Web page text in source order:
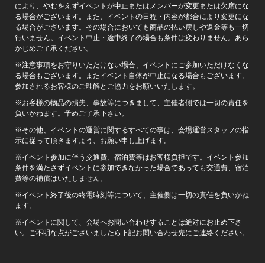
により、やむをえずイベントが中止またはメンバーが変更または欠席にな
る場合がございます。また、イベントの日程・内容が都合により変更にな
る場合がございます。その場合においても商品の払い戻しや返金等も一切
行いません。イベント中止・途中終了の場合も条件は変わりません。あら
かじめご了承ください。
※注意事項をお守りいただけない場合、イベントにご参加いただけなくな
る場合もございます。またイベント自体が中止になる場合もございます。
参加されるお客様のご理解とご協力をお願いいたします。
※お客様の物品の損失、事故等につきまして、主催者側では一切の責任を
負いかねます。予めご了承下さい。
※その他、イベントの運営に関するすべての事は、会場運営スタッフの指
示に従って頂きますよう、お願い申し上げます。
※イベント参加に伴う交通費、宿泊費等はお客様負担です。イベント参加
条件を満たさずイベントに参加できなかった場合であっても交通費、宿泊
費等の補償はいたしません。
※イベント終了後の終電時刻等について、主催側は一切の責任を負いかね
ます。
※イベントに関して、会場へお問い合わせすることは絶対にお止め下さ
い。ご不明な点がございましたら下記お問い合わせ先にご連絡ください。